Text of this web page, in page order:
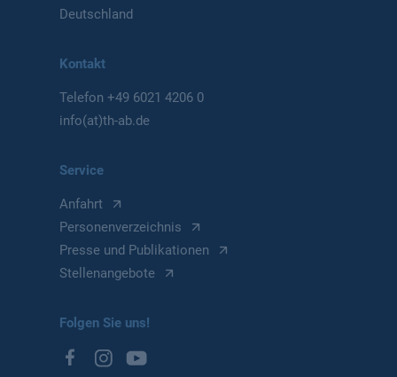
Deutschland
Kontakt
Telefon+49 6021 4206 0
info(at)th-ab.de
Service
Anfahrt
Personenverzeichnis
Presse und Publikationen
Stellenangebote
Folgen Sie uns!